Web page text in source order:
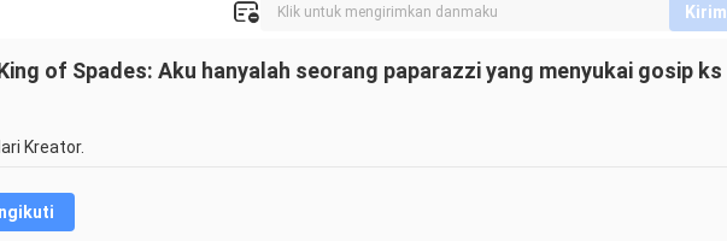
Kirim
of Spades: Aku hanyalah seorang paparazzi yang menyukai gosip ks
Kreator.